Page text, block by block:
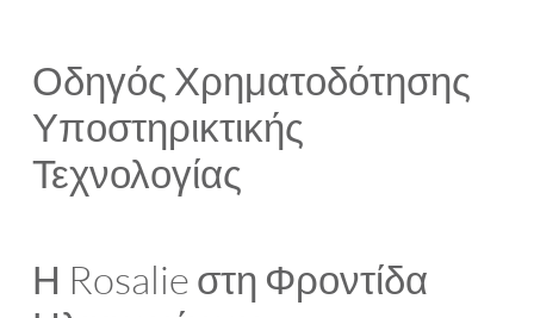
Οδηγός Χρηματοδότησης
Υποστηρικτικής
Τεχνολογίας
Η Rosalie στη Φροντίδα